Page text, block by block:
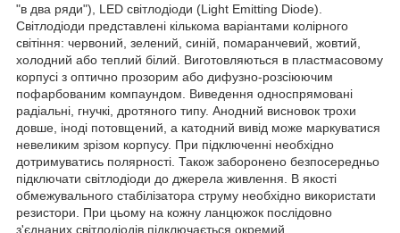
"в два ряди"), LED світлодіоди (Light Emitting Diode).
Світлодіоди представлені кількома варіантами колірного
світіння: червоний, зелений, синій, помаранчевий, жовтий,
холодний або теплий білий. Виготовляються в пластмасовому
корпусі з оптично прозорим або дифузно-розсіюючим
пофарбованим компаундом. Виведення односпрямовані
радіальні, гнучкі, дротяного типу. Анодний висновок трохи
довше, іноді потовщений, а катодний вивід може маркуватися
невеликим зрізом корпусу. При підключенні необхідно
дотримуватись полярності. Також заборонено безпосередньо
підключати світлодіоди до джерела живлення. В якості
обмежувального стабілізатора струму необхідно використати
резистори. При цьому на кожну ланцюжок послідовно
з'єднаних світлодіодів підключається окремий